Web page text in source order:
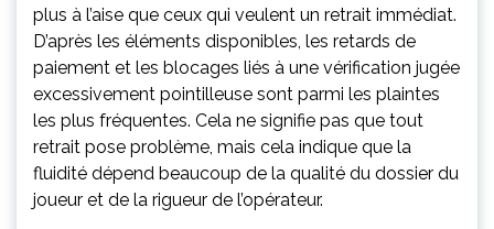
plus à l’aise que ceux qui veulent un retrait immédiat.
D’après les éléments disponibles, les retards de
paiement et les blocages liés à une vérification jugée
excessivement pointilleuse sont parmi les plaintes
les plus fréquentes. Cela ne signifie pas que tout
retrait pose problème, mais cela indique que la
fluidité dépend beaucoup de la qualité du dossier du
joueur et de la rigueur de l’opérateur.